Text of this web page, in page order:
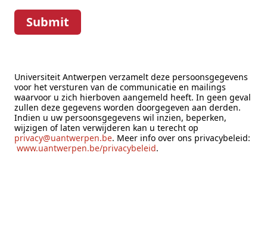
Submit
Universiteit Antwerpen verzamelt deze persoonsgegevens
voor het versturen van de communicatie en mailings
waarvoor u zich hierboven aangemeld heeft. In geen geval
zullen deze gegevens worden doorgegeven aan derden.
Indien u uw persoonsgegevens wil inzien, beperken,
wijzigen of laten verwijderen kan u terecht op
privacy@uantwerpen.be. Meer info over ons privacybeleid:
www.uantwerpen.be/privacybeleid.